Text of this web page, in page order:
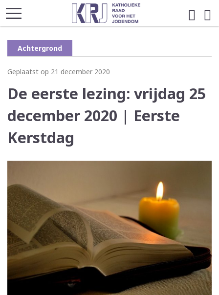
Achtergrond
Geplaatst op 21 december 2020
De eerste lezing: vrijdag 25
december 2020 | Eerste
Kerstdag